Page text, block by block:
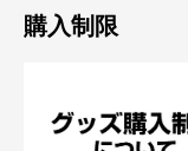
購入制限